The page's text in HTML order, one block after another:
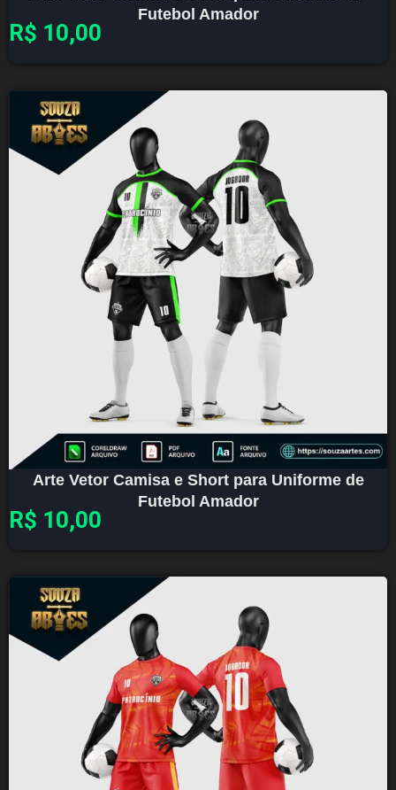
Futebol Amador
R$ 10,00
Arte Vetor Camisa e Short para Uniforme de
Futebol Amador
R$ 10,00